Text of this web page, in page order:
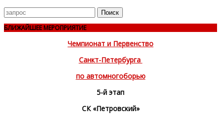
Поиск
для
БЛИЖАЙШЕЕ МЕРОПРИЯТИЕ
Чемпионат и Первенство
Санкт-Петербурга
по автомногоборью
5-й этап
СК «Петровский»